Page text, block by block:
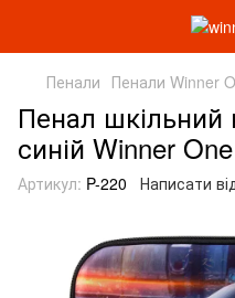
Пенали Пенали Winner
Пенал шкільний
синій Winner
Артикул: P-220 Написати